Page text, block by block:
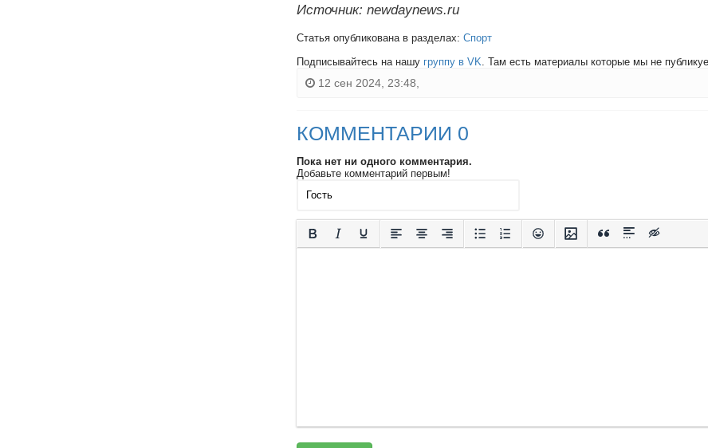
Источник: newdaynews.ru
Статья опубликована в разделах: Спорт
Подписывайтесь на нашу группу в VK . Там есть материалы которые мы не
12 сен 2024, 23:48,
КОММЕНТАРИИ 0
Пока нет ни одного комментария.
Добавьте комментарий первым!